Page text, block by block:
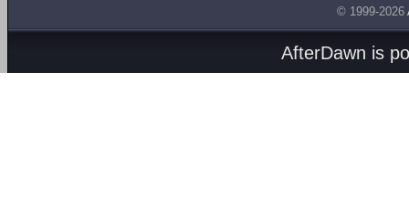
© 1999-2026
AfterDawn is